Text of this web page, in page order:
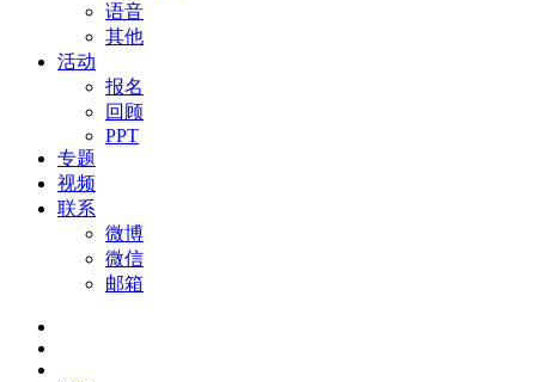
语音
其他
活动
报名
回顾
PPT
专题
视频
联系
微博
微信
邮箱